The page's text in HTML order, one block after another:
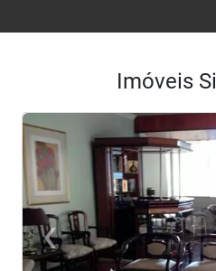
Imóveis
<<<
‹Previous